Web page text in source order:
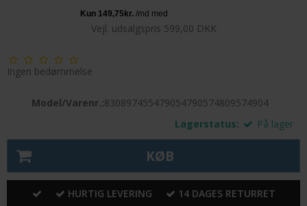
Vejl. udsalgspris 599,00 DKK
Ingen bedømmelse
Model/Varenr.:830897455479054790574809574904
Lagerstatus:
På lager
KØB
HURTIG LEVERING 14 DAGES RETURRET